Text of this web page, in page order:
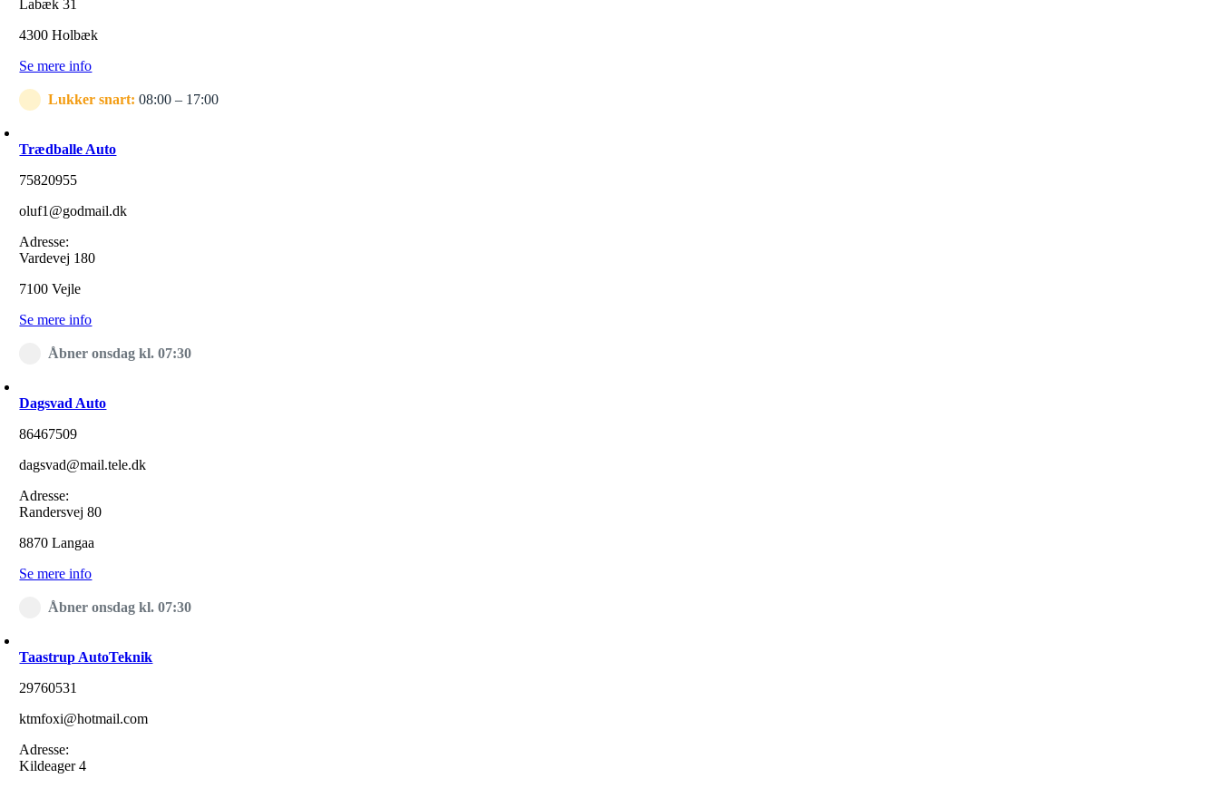
Labæk 31
4300 Holbæk
Se mere info
Lukker snart: 08:00 – 17:00
Trædballe Auto
75820955
oluf1@godmail.dk
Adresse:
Vardevej 180
7100 Vejle
Se mere info
Åbner onsdag kl. 07:30
Dagsvad Auto
86467509
dagsvad@mail.tele.dk
Adresse:
Randersvej 80
8870 Langaa
Se mere info
Åbner onsdag kl. 07:30
Taastrup AutoTeknik
29760531
ktmfoxi@hotmail.com
Adresse:
Kildeager 4